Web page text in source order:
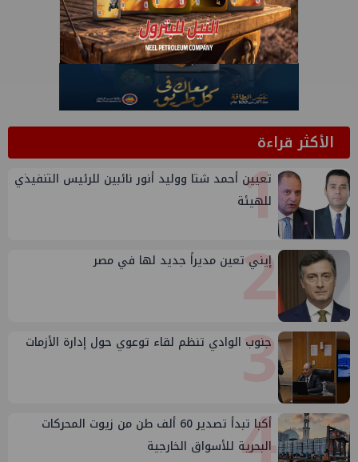
الأكثر قراءة1
تعيين أحمد شتا ووليد أنور نائبين للرئيس التنفيذي
للهيئة
2
إيني تعين مديراً جديد لها في مصر
3
جنوب الوادي تنظم لقاء توعوي حول إدارة الأزمات
أكبا تبدأ تصدير 60 ألف طن من زيوت المحركات
البحرية للأسواق الخارجية